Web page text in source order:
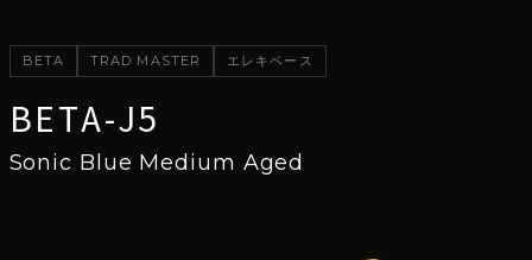
BETA TRAD MASTER エレキベース
BETA-J5
Sonic Blue Medium Aged